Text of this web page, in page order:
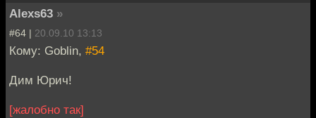
Alexs63 »
#64 | 20.09.10 13:13
Кому: Goblin, #54
Дим Юрич!
[жалобно так]